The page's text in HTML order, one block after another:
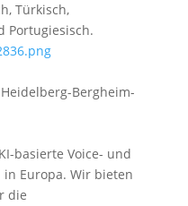
Türkisch,
Portugiesisch.
Bergheim-
basierte Voice- und
Europa. Wir bieten
die